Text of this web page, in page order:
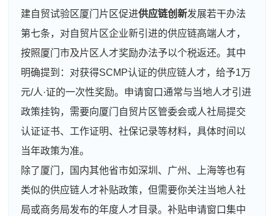
建自贸试验区厦门片区促进供应链创新发展若干办法
第七条，对自贸片区企业新引进的供应链高端人才，
按照厦门市及片区人才奖励办法予以个税返还。其中
明确提到：对获得SCMP认证的供应链人才，给予1万
元/人·证的一次性奖励。申请窗口通常与当地人才引进
政策挂钩，需要向厦门自贸片区管委会或人社局提交
认证证书、工作证明、社保记录等材料，具体时间以
当年政策为准。
除了厦门，国内其他省市如深圳、广州、上海等也有
类似的供应链人才补贴政策，但需要你关注当地人社
局或商务局发布的年度人才目录。补贴申请窗口集中